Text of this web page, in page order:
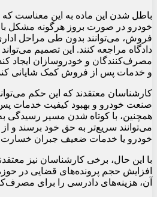
باطل شدن این ماده به این معناست
خودرو در صورت بروز هرگونه مشکل
فروش، می‌توانند بدون طی مراحل
دادگاه مراجعه کنند. این تصمیم
مصرف‌کنندگان و خودروسازان ایجاد
و خدمات پس از فروش کمک شایانی
کارشناسان معتقدند که این حکم
صنعت خودرو و بهبود کیفیت خدمات
همچنین، با کوتاه شدن مسیر رسیدگی
می‌توانند سریع‌تر به حق خود برسند و
خودرو یا خدمات ضعیف جبران خسارت
با این حال، برخی کارشناسان نیز
افزایش حجم پرونده‌های قضایی در
آن، هزینه‌های دادرسی را برای